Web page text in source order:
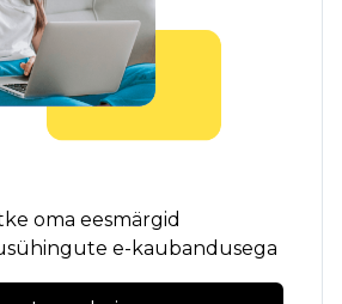
oma eesmärgid
e-kaubandusega